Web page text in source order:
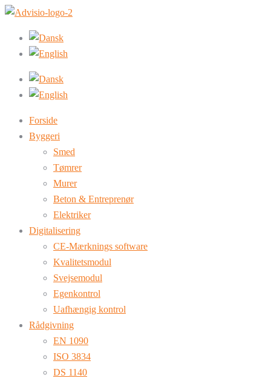
Forside
Byggeri
Smed
Tømrer
Murer
Beton & Entreprenør
Elektriker
Digitalisering
CE-Mærknings software
Kvalitetsmodul
Svejsemodul
Egenkontrol
Uafhængig kontrol
Rådgivning
EN 1090
ISO 3834
DS 1140